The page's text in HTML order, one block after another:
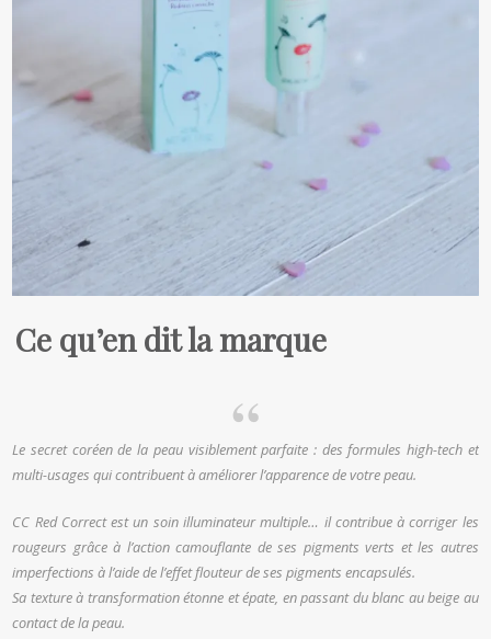
Ce qu’en dit la marque
Le secret coréen de la peau visiblement parfaite : des formules high-tech et
multi-usages qui contribuent à améliorer l’apparence de votre peau.
CC Red Correct est un soin illuminateur multiple… il contribue à corriger les
rougeurs grâce à l’action camouflante de ses pigments verts et les autres
imperfections à l’aide de l’effet flouteur de ses pigments encapsulés.
Sa texture à transformation étonne et épate, en passant du blanc au beige au
contact de la peau.